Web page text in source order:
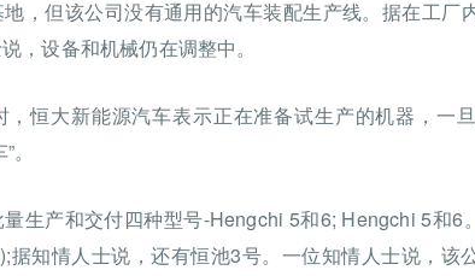
，但该公司没有通用的汽车装配生产线。据在工厂
，设备和机械仍在调整中。
，恒大新能源汽车表示正在准备试生产的机器，一
生产和交付四种型号-Hengchi 5和6; Hengchi 5和6
据知情人士说，还有恒池3号。一位知情人士说，该